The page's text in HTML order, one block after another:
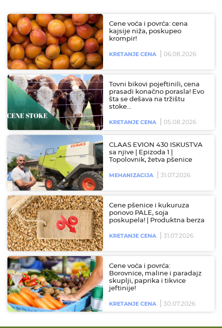
Cene voća i povrća: cena
kajsije niža, poskupeo
krompir!
KRETANJE CENA 06.08.2026
Tovni bikovi pojeftinili, cena
prasadi konačno porasla! Evo
šta se dešava na tržištu
stoke…
KRETANJE CENA 05.08.2026
CLAAS EVION 430 ISKUSTVA
sa njive | Epizoda 1 |
Topolovnik, žetva pšenice
MEHANIZACIJA 31.07.2026
Cene pšenice i kukuruza
ponovo PALE, soja
poskupela! | Produktna berza
KRETANJE CENA 31.07.2026
Cene voća i povrća:
Borovnice, maline i paradajz
skuplji, paprika i tikvice
jeftinije!
KRETANJE CENA 30.07.2026